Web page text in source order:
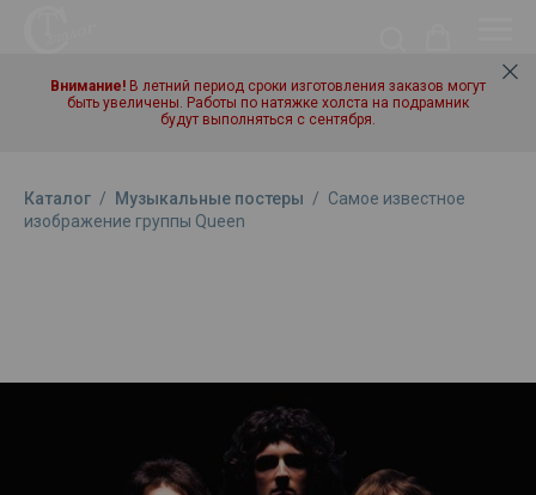
Внимание! В летний период сроки изготовления заказов могут
быть увеличены. Работы по натяжке холста на подрамник
будут выполняться с сентября.
Каталог / Музыкальные постеры / Самое известное
изображение группы Queen